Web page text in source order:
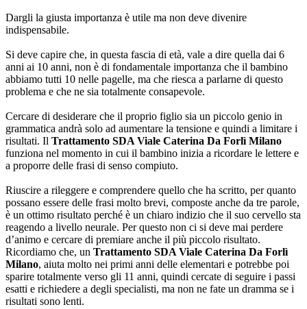
Dargli la giusta importanza è utile ma non deve divenire
indispensabile.
Si deve capire che, in questa fascia di età, vale a dire quella dai 6
anni ai 10 anni, non è di fondamentale importanza che il bambino
abbiamo tutti 10 nelle pagelle, ma che riesca a parlarne di questo
problema e che ne sia totalmente consapevole.
Cercare di desiderare che il proprio figlio sia un piccolo genio in
grammatica andrà solo ad aumentare la tensione e quindi a limitare i
risultati. Il Trattamento SDA Viale Caterina Da Forlì Milano
funziona nel momento in cui il bambino inizia a ricordare le lettere e
a proporre delle frasi di senso compiuto.
Riuscire a rileggere e comprendere quello che ha scritto, per quanto
possano essere delle frasi molto brevi, composte anche da tre parole,
è un ottimo risultato perché è un chiaro indizio che il suo cervello sta
reagendo a livello neurale. Per questo non ci si deve mai perdere
d’animo e cercare di premiare anche il più piccolo risultato.
Ricordiamo che, un Trattamento SDA Viale Caterina Da Forlì
Milano, aiuta molto nei primi anni delle elementari e potrebbe poi
sparire totalmente verso gli 11 anni, quindi cercate di seguire i passi
esatti e richiedere a degli specialisti, ma non ne fate un dramma se i
risultati sono lenti.